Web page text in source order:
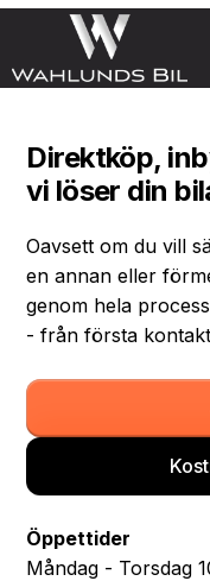
Direktköp,
vi löser din
Oavsett om du vill
en annan eller
genom hela
- från första
Öppettider
Måndag - Torsdag